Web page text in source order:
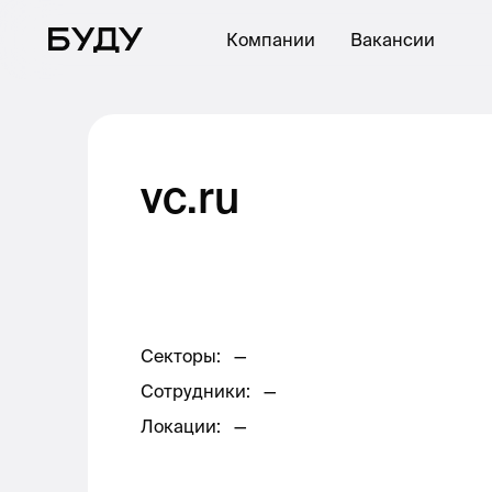
Компании Вакансии
vc.ru
Секторы:
—
Сотрудники:
—
Локации: —